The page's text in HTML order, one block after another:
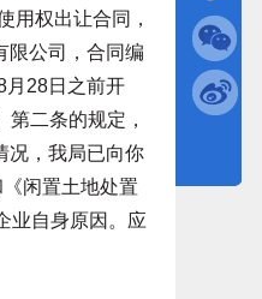
用权出让合同，
限公司，合同编
月28日之前开
二条的规定，
况，我局已向你
闲置土地处置
业自身原因。应